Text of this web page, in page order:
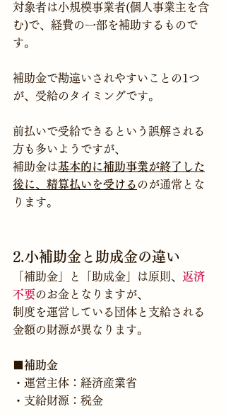
対象者は小規模事業者(個人事業主を含
む)で、経費の一部を補助するもので
す。
補助金で勘違いされやすいことの1つ
が、受給のタイミングです。
前払いで受給できるという誤解される
方も多いようですが、
補助金は基本的に補助事業が終了した
後に、精算払いを受ける のが通常とな
ります。
2.小補助金と助成金の違い
「補助金」と「助成金」は原則、 返済
不要のお金となりますが、
制度を運営している団体と支給される
金額の財源が異なります。
補助金
・運営主体：経済産業省
・支給財源：税金